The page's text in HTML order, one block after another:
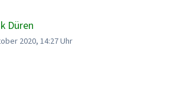
Düren
2020, 14:27 Uhr